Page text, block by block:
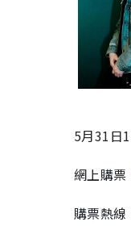
5月31日
網上購票
購票熱